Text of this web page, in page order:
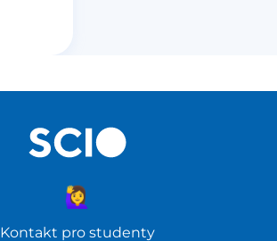
Kontakt pro studenty
🙋‍♀️